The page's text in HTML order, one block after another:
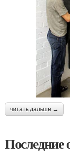
читать дальше →
Последние